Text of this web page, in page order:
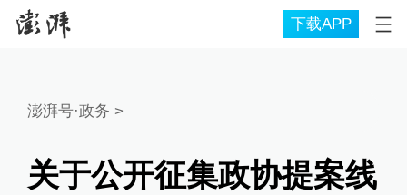
下载APP
澎湃号·政务 >
关于公开征集政协提案线